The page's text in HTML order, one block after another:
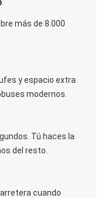
más de 8.000
y espacio extra
modernos.
Tú haces la
del resto.
cuando